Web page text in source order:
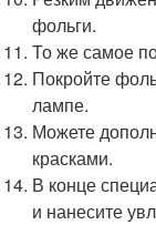
фольги.
То же самое
Покройте
лампе.
Можете
красками.
В конце
и нанесите